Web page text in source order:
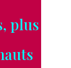
plus